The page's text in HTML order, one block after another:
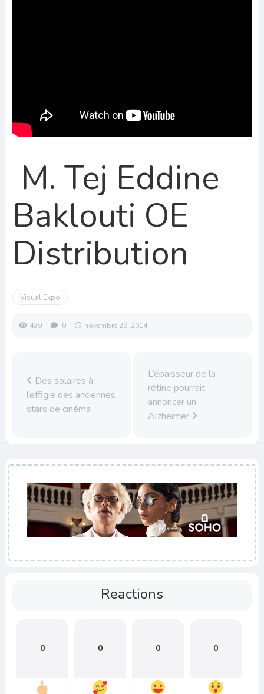
M. Tej Eddine
Baklouti OE
Distribution
Visual Expo
430 0 novembre 29, 2014
Des solaires à
l’effigie des anciennes
stars de cinéma
L’épaisseur de la
rétine pourrait
annoncer un
Alzheimer
Reactions
0 0 0 0